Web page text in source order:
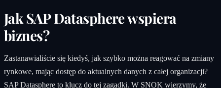
Jak SAP Datasphere wspiera
biznes?
Zastanawialiście się kiedyś, jak szybko można reagować na zmiany
rynkowe, mając dostęp do aktualnych danych z całej organizacji?
SAP Datasphere to klucz do tej zagadki. W SNOK wierzymy, że